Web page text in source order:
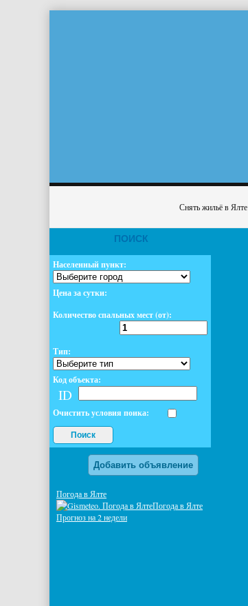
Снять жильё в Ялте
ПОИСК
Населенный пункт:
Цена за сутки:
Количество спальных мест (от):
Тип:
Код объекта:
ID
Очистить условия поика:
Поиск
Добавить объявление
Погода в Ялте
Погода в Ялте
Прогноз на 2 недели